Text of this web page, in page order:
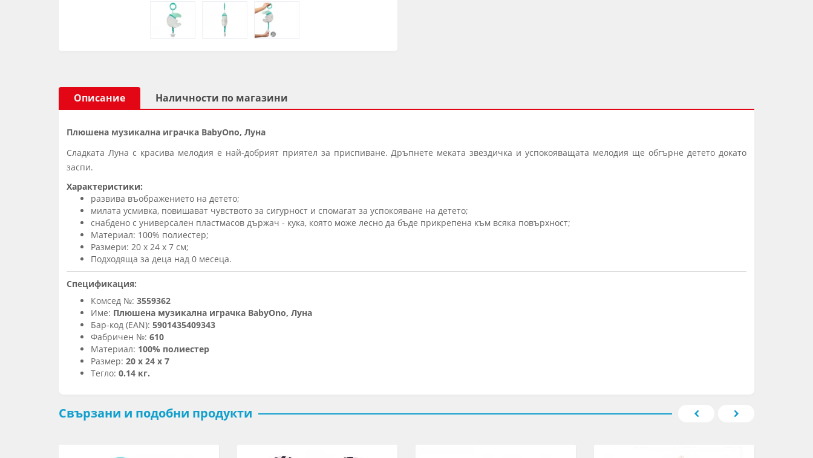
Описание Наличности по магазини
Плюшена музикална играчка BabyOno, Луна
Сладката Луна с красива мелодия е най-добрият приятел за приспиване. Дръпнете меката звездичка и успокояващата мелодия ще обгърне детето докато
заспи.
Характеристики:
развива въображението на детето;
милата усмивка, повишават чувството за сигурност и спомагат за успокояване на детето;
снабдено с универсален пластмасов държач - кука, която може лесно да бъде прикрепена към всяка повърхност;
Материал: 100% полиестер;
Размери: 20 х 24 х 7 см;
Подходяща за деца над 0 месеца.
Спецификация:
Комсед №: 3559362
Име: Плюшена музикална играчка BabyOno, Луна
Бар-код (EAN): 5901435409343
Фабричен №: 610
Материал: 100% полиестер
Размер: 20 х 24 х 7
Тегло: 0.14 кг.
Свързани и подобни продукти